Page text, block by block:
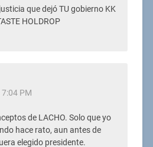
que dejó TU gobierno KK
HOLDROP
PM
de LACHO. Solo que yo
hace rato, aun antes de
elegido presidente.